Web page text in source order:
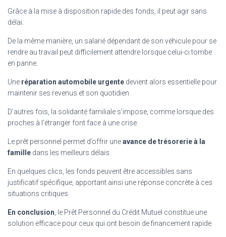
Grâce à la mise à disposition rapide des fonds, il peut agir sans
délai.
De la même manière, un salarié dépendant de son véhicule pour se
rendre au travail peut difficilement attendre lorsque celui-ci tombe
en panne.
Une réparation automobile urgente devient alors essentielle pour
maintenir ses revenus et son quotidien.
D’autres fois, la solidarité familiale s’impose, comme lorsque des
proches à l’étranger font face à une crise.
Le prêt personnel permet d’offrir uneavance de trésorerie à la
famille dans les meilleurs délais.
En quelques clics, les fonds peuvent être accessibles sans
justificatif spécifique, apportant ainsi une réponse concrète à ces
situations critiques
En conclusion , le Prêt Personnel du Crédit Mutuel constitue une
solution efficace pour ceux qui ont besoin de financement rapide.